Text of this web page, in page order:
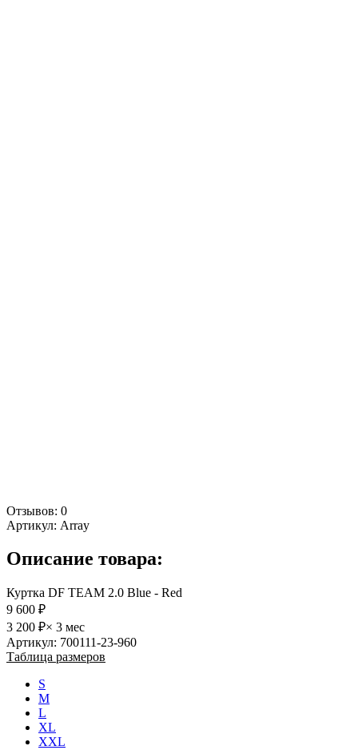
Отзывов: 0
Артикул: Array
Описание товара:
Куртка DF TEAM 2.0 Blue - Red
9 600 ₽
3 200 ₽× 3 мес
Артикул: 700111-23-960
Таблица размеров
S
M
L
XL
XXL